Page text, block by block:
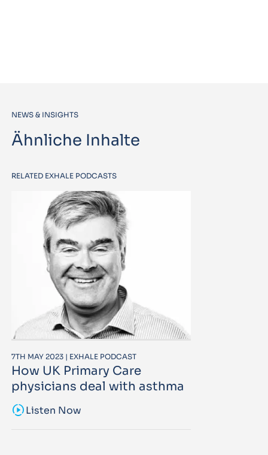
NEWS & INSIGHTS
Ähnliche Inhalte
RELATED EXHALE PODCASTS
7TH MAY 2023 | EXHALE PODCAST
How UK Primary Care
physicians deal with asthma
sound_samplerListen Now